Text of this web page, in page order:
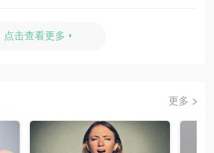
点击查看更多
更多